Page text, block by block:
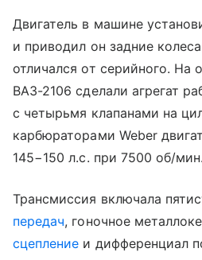
Двигатель в машине
и приводил он задние
отличался от серийного. На
ВАЗ-2106 сделали агрегат
с четырьмя клапанами на
карбюраторами Weber
145−150 л.с. при 7500 об/мин.
Трансмиссия включала
передач, гоночное
сцепление и дифференциал